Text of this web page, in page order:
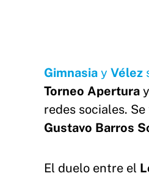
Gimnasia y Vélez
Torneo Apertura
redes sociales.
Gustavo Barros
El duelo entre el